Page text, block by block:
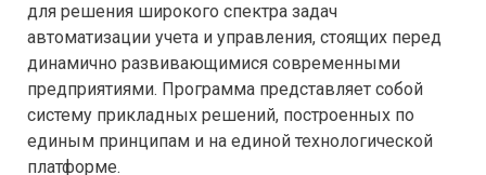
для решения широкого спектра задач
автоматизации учета и управления, стоящих перед
динамично развивающимися современными
предприятиями. Программа представляет собой
систему прикладных решений, построенных по
единым принципам и на единой технологической
платформе.